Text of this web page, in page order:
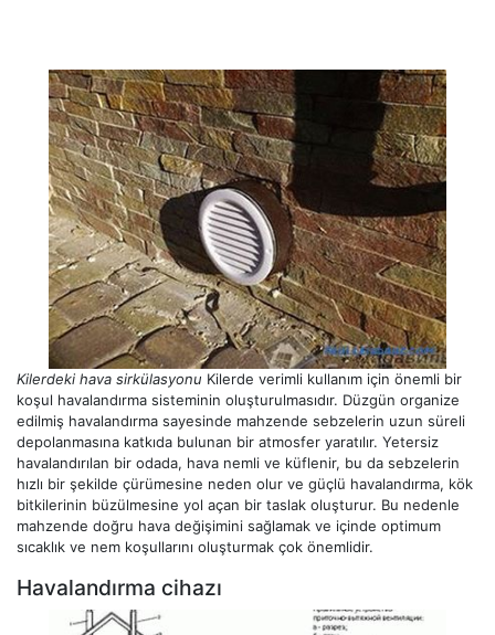
Kilerdeki hava sirkülasyonu Kilerde verimli kullanım için önemli bir
koşul havalandırma sisteminin oluşturulmasıdır. Düzgün organize
edilmiş havalandırma sayesinde mahzende sebzelerin uzun süreli
depolanmasına katkıda bulunan bir atmosfer yaratılır. Yetersiz
havalandırılan bir odada, hava nemli ve küflenir, bu da sebzelerin
hızlı bir şekilde çürümesine neden olur ve güçlü havalandırma, kök
bitkilerinin büzülmesine yol açan bir taslak oluşturur. Bu nedenle
mahzende doğru hava değişimini sağlamak ve içinde optimum
sıcaklık ve nem koşullarını oluşturmak çok önemlidir.
Havalandırma cihazı